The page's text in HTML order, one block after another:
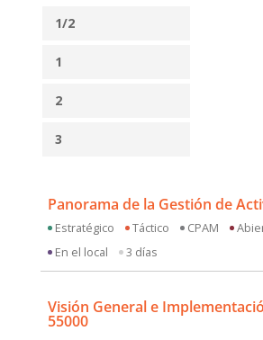
1/2
1
2
3
Panorama de la Gestión de
Estratégico Táctico CPAM
En el local
3 días
Visión General e
55000